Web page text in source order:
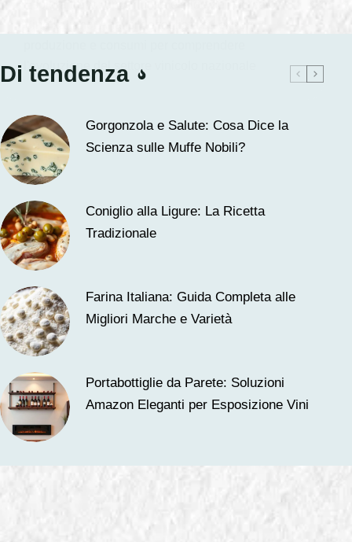
Esplora trend, opportunità e sfide del Mercato
Vino Italiano. Analisi dettagliata su export,
l'evoluzione del settore vinicolo nazionale
Di tendenza
Gorgonzola e Salute: Cosa Dice la
Scienza sulle Muffe Nobili?
Coniglio alla Ligure: La Ricetta
Tradizionale
Farina Italiana: Guida Completa alle
Migliori Marche e Varietà
Portabottiglie da Parete: Soluzioni
Amazon Eleganti per Esposizione Vini